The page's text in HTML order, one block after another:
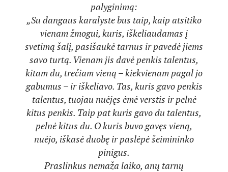
palyginimą:
„Su dangaus karalyste bus taip, kaip atsitiko
vienam žmogui, kuris, iškeliaudamas į
svetimą šalį, pasišaukė tarnus ir pavedė jiems
savo turtą. Vienam jis davė penkis talentus,
kitam du, trečiam vieną – kiekvienam pagal jo
gabumus – ir iškeliavo. Tas, kuris gavo penkis
talentus, tuojau nuėjęs ėmė verstis ir pelnė
kitus penkis. Taip pat kuris gavo du talentus,
pelnė kitus du. O kuris buvo gavęs vieną,
nuėjo, iškasė duobę ir paslėpė šeimininko
pinigus.
Praslinkus nemaža laiko, anų tarnų